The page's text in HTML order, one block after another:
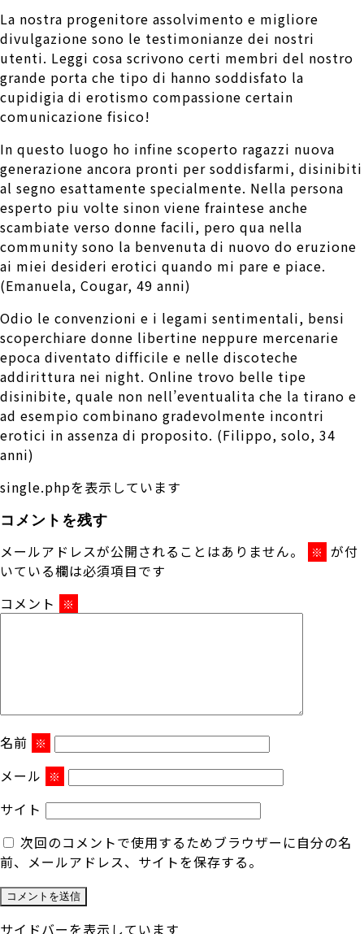
La nostra progenitore assolvimento e migliore
divulgazione sono le testimonianze dei nostri
utenti. Leggi cosa scrivono certi membri del nostro
grande porta che tipo di hanno soddisfato la
cupidigia di erotismo compassione certain
comunicazione fisico!
In questo luogo ho infine scoperto ragazzi nuova
generazione ancora pronti per soddisfarmi, disinibiti
al segno esattamente specialmente. Nella persona
esperto piu volte sinon viene fraintese anche
scambiate verso donne facili, pero qua nella
community sono la benvenuta di nuovo do eruzione
ai miei desideri erotici quando mi pare e piace.
(Emanuela, Cougar, 49 anni)
Odio le convenzioni e i legami sentimentali, bensi
scoperchiare donne libertine neppure mercenarie
epoca diventato difficile e nelle discoteche
addirittura nei night. Online trovo belle tipe
disinibite, quale non nell’eventualita che la tirano e
ad esempio combinano gradevolmente incontri
erotici in assenza di proposito. (Filippo, solo, 34
anni)
single.phpを表示しています
コメントを残す
メールアドレスが公開されることはありません。 ※ が付
いている欄は必須項目です
コメント
※
名前 ※
メール ※
サイト
次回のコメントで使用するためブラウザーに自分の名
前、メールアドレス、サイトを保存する。
サイドバーを表示しています